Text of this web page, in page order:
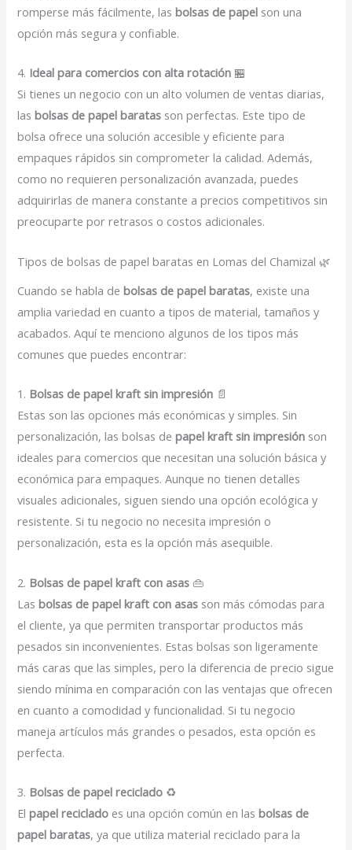
romperse más fácilmente, lasbolsas de papel son una
opción más segura y confiable.
4. Ideal para comercios con alta rotación 🏪
Si tienes un negocio con un alto volumen de ventas diarias,
lasbolsas de papel baratas son perfectas. Este tipo de
bolsa ofrece una solución accesible y eficiente para
empaques rápidos sin comprometer la calidad. Además,
como no requieren personalización avanzada, puedes
adquirirlas de manera constante a precios competitivos sin
preocuparte por retrasos o costos adicionales.
Tipos de bolsas de papel baratas en Lomas del Chamizal 🌿
Cuando se habla debolsas de papel baratas, existe una
amplia variedad en cuanto a tipos de material, tamaños y
acabados. Aquí te menciono algunos de los tipos más
comunes que puedes encontrar:
1. Bolsas de papel kraft sin impresión 📄
Estas son las opciones más económicas y simples. Sin
personalización, las bolsas depapel kraft sin impresión son
ideales para comercios que necesitan una solución básica y
económica para empaques. Aunque no tienen detalles
visuales adicionales, siguen siendo una opción ecológica y
resistente. Si tu negocio no necesita impresión o
personalización, esta es la opción más asequible.
2. Bolsas de papel kraft con asas 👜
Lasbolsas de papel kraft con asas son más cómodas para
el cliente, ya que permiten transportar productos más
pesados sin inconvenientes. Estas bolsas son ligeramente
más caras que las simples, pero la diferencia de precio sigue
siendo mínima en comparación con las ventajas que ofrecen
en cuanto a comodidad y funcionalidad. Si tu negocio
maneja artículos más grandes o pesados, esta opción es
perfecta.
3. Bolsas de papel reciclado ♻️
Elpapel reciclado es una opción común en lasbolsas de
papel baratas, ya que utiliza material reciclado para la